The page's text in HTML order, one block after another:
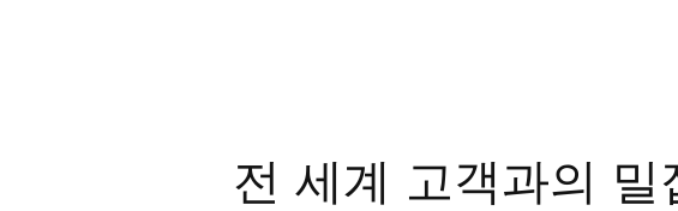
전 세계 고객과의 밀